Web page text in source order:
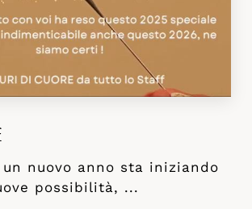
nuovo anno sta iniziando
possibilità, ...